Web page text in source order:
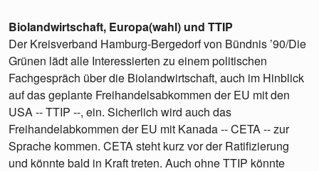
Biolandwirtschaft, Europa(wahl) und TTIP
Der Kreisverband Hamburg-Bergedorf von Bündnis ’90/Die
Grünen lädt alle Interessierten zu einem politischen
Fachgespräch über die Biolandwirtschaft, auch im Hinblick
auf das geplante Freihandelsabkommen der EU mit den
USA -- TTIP --, ein. Sicherlich wird auch das
Freihandelabkommen der EU mit Kanada -- CETA -- zur
Sprache kommen. CETA steht kurz vor der Ratifizierung
und könnte bald in Kraft treten. Auch ohne TTIP könnte